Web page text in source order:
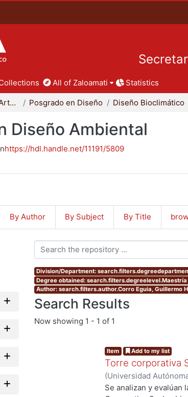
All of Zaloamati Statistics
División de Ciencias y Artes para el Diseño Posgrado en Diseño Diseño Bioclimático
Diseño Ambiental
https://hdl.handle.net/11191/5809
By Author By Subject By Title
Division/Department:
Degree obtained: search.filters.degreelevel.Maestría
Author: search.filters.author.Corro Eguia, Guillermo
Search Results
Now showing 1 - 1 of 1
Item Add to my list
Torre corporativa
(Universidad
de Servicios de
Se analizan y